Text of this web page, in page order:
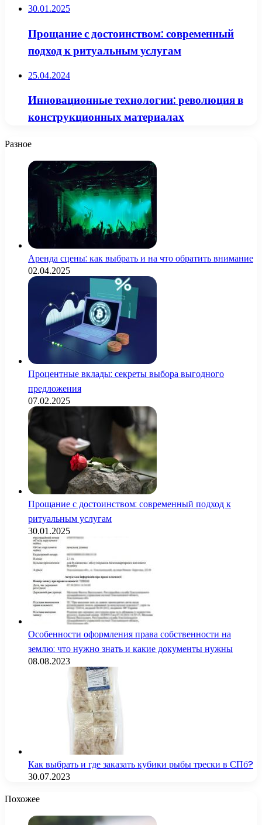
30.01.2025
Прощание с достоинством: современный
подход к ритуальным услугам
25.04.2024
Инновационные технологии: революция в
конструкционных материалах
Разное
Аренда сцены: как выбрать и на что обратить внимание
02.04.2025
Процентные вклады: секреты выбора выгодного
предложения
07.02.2025
Прощание с достоинством: современный подход к
ритуальным услугам
30.01.2025
Особенности оформления права собственности на
землю: что нужно знать и какие документы нужны
08.08.2023
Как выбрать и где заказать кубики рыбы трески в СПб?
30.07.2023
Похожее